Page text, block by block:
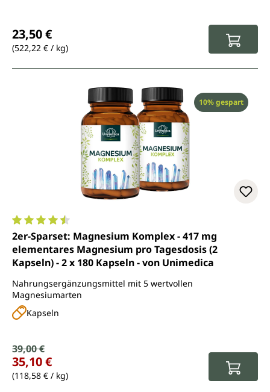
23,50 €
(522,22 € / kg)
Rabatt
10% gespart
Durchschnittliche Bewertung von 4.6 von 5 Sternen
2er-Sparset: Magnesium Komplex - 417 mg
elementares Magnesium pro Tagesdosis (2
Kapseln) - 2 x 180 Kapseln - von Unimedica
Nahrungsergänzungsmittel mit 5 wertvollen
Magnesiumarten
Kapseln
Verkaufspreis:
Regulärer Preis:
39,00 €
35,10 €
(118,58 € / kg)